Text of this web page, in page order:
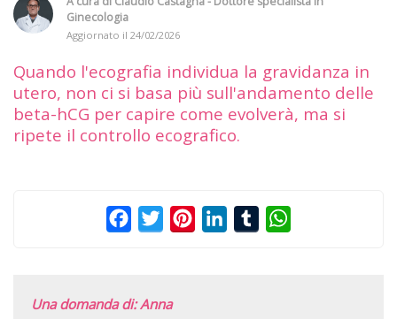
Ginecologia
Aggiornato il 24/02/2026
Quando l'ecografia individua la gravidanza in
utero, non ci si basa più sull'andamento delle
beta-hCG per capire come evolverà, ma si
ripete il controllo ecografico.
FacebookTwitterPinterestLinkedInTumblr
Una domanda di: Anna